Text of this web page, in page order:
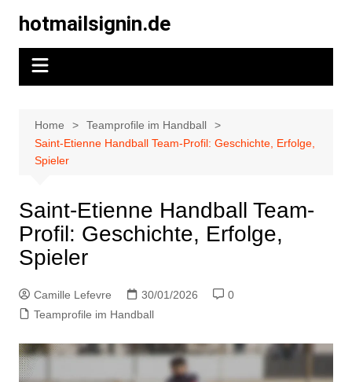
content
hotmailsignin.de
Home
Teamprofile im Handball
Saint-Etienne Handball Team-Profil: Geschichte, Erfolge,
Spieler
Saint-Etienne Handball Team-
Profil: Geschichte, Erfolge,
Spieler
Camille Lefevre 30/01/2026
0
Teamprofile im Handball